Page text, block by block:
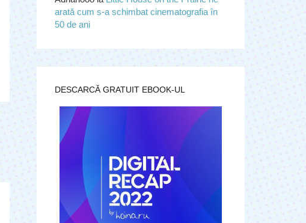
arată cum s-a schimbat cinematografia în
50 de ani
DESCARCĂ GRATUIT EBOOK-UL